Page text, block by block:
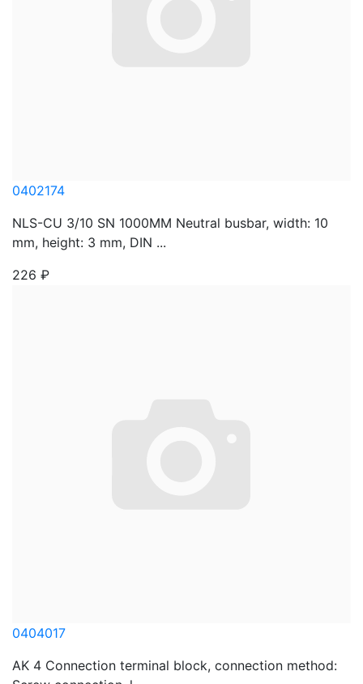
0402174
NLS-CU 3/10 SN 1000MM Neutral busbar, width: 10
mm, height: 3 mm, DIN ...
226 ₽
0404017
AK 4 Connection terminal block, connection method: